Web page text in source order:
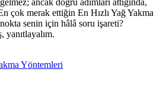
ancak doğru adımları attığında,
çok merak ettiğin En Hızlı Yağ Yakma
senin için hâlâ soru işareti?
yanıtlayalım.
Yöntemleri